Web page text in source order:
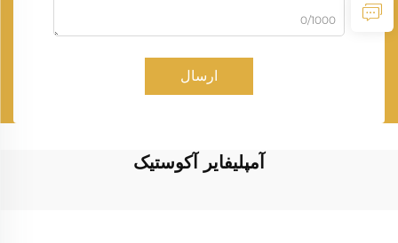
0/1000
ارسال
آمپلیفایر آکوستیک